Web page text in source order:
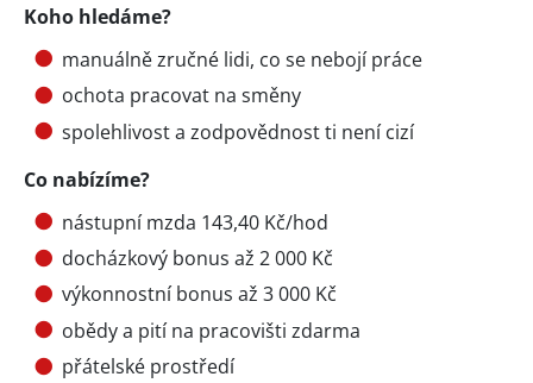
Koho hledáme?
manuálně zručné lidi, co se nebojí práce
ochota pracovat na směny
spolehlivost a zodpovědnost ti není cizí
Co nabízíme?
nástupní mzda 143,40 Kč/hod
docházkový bonus až 2 000 Kč
výkonnostní bonus až 3 000 Kč
obědy a pití na pracovišti zdarma
přátelské prostředí